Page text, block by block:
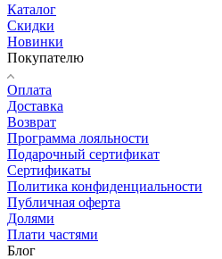
Каталог
Скидки
Новинки
Покупателю
Оплата
Доставка
Возврат
Программа лояльности
Подарочный сертификат
Сертификаты
Политика конфиденциальности
Публичная оферта
Долями
Плати частями
Блог